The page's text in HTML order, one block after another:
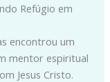
Refúgio em
encontrou um
mentor espiritual
Jesus Cristo.